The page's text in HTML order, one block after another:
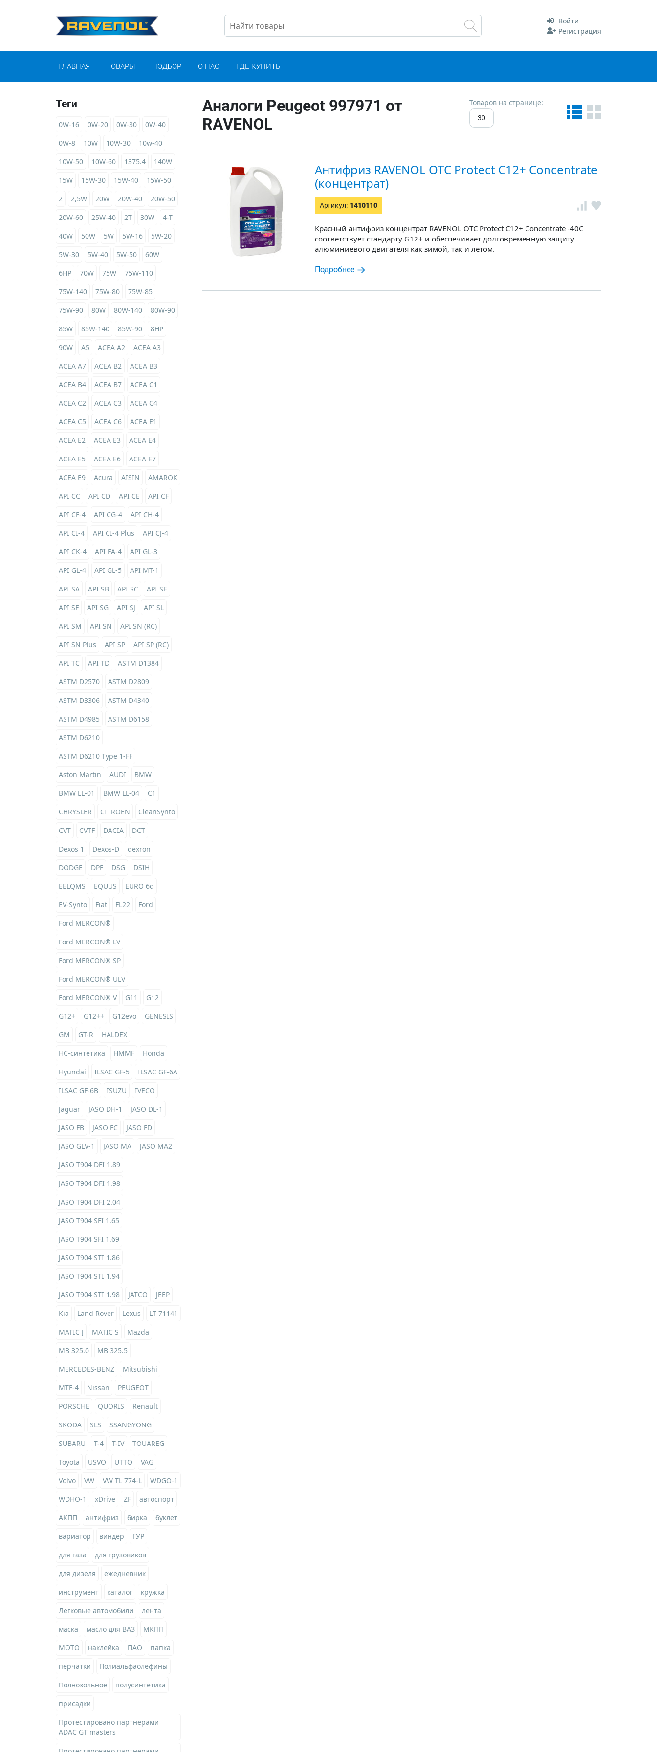
Войти
Регистрация
ГЛАВНАЯ ТОВАРЫ ПОДБОР О НАС ГДЕ КУПИТЬ
Теги
0W-16 0W-20 0W-30
0W-40
0W-8
10W 10W-30
10w-40
10W-50
10W-60 1375.4
140W
15W
15W-30 15W-40
15W-50
2
2,5W 20W 20W-40
20W-50
20W-60
25W-40 2T 30W
4-T
40W
50W 5W 5W-16
5W-20
5W-30
5W-40 5W-50
60W
6HP
70W 75W
75W-110
75W-140
75W-80
75W-85
75W-90
80W 80W-140
80W-90
85W
85W-140 85W-90
8HP
90W
A5 ACEA A2
ACEA A3
ACEA A7
ACEA B2
ACEA B3
ACEA B4
ACEA B7
ACEA C1
ACEA C2
ACEA C3
ACEA C4
ACEA C5
ACEA C6
ACEA E1
ACEA E2
ACEA E3
ACEA E4
ACEA E5
ACEA E6
ACEA E7
ACEA E9
Acura AISIN
AMAROK
API CC
API CD API CE
API CF
API CF-4
API CG-4
API CH-4
API CI-4
API CI-4 Plus
API CJ-4
API CK-4
API FA-4
API GL-3
API GL-4
API GL-5
API MT-1
API SA
API SB API SC
API SE
API SF
API SG API SJ
API SL
API SM
API SN
API SN (RC)
API SN Plus
API SP
API SP (RC)
API TC
API TD
ASTM D1384
ASTM D2570
ASTM D2809
ASTM D3306
ASTM D4340
ASTM D4985
ASTM D6158
ASTM D6210
ASTM D6210 Type 1-FF
Aston Martin
AUDI
BMW
BMW LL-01
BMW LL-04
C1
CHRYSLER
CITROEN
CleanSynto
CVT
CVTF DACIA
DCT
Dexos 1
Dexos-D
dexron
DODGE
DPF DSG
DSIH
EELQMS
EQUUS
EURO 6d
EV-Synto
Fiat FL22
Ford
Ford MERCON®
Ford MERCON® LV
Ford MERCON® SP
Ford MERCON® ULV
Ford MERCON® V
G11
G12
G12+
G12++ G12evo
GENESIS
GM
GT-R
HALDEX
HC-синтетика
HMMF
Honda
Hyundai
ILSAC GF-5
ILSAC GF-6A
ILSAC GF-6B
ISUZU
IVECO
Jaguar
JASO DH-1
JASO DL-1
JASO FB
JASO FC
JASO FD
JASO GLV-1
JASO MA
JASO MA2
JASO T904 DFI 1.89
JASO T904 DFI 1.98
JASO T904 DFI 2.04
JASO T904 SFI 1.65
JASO T904 SFI 1.69
JASO T904 STI 1.86
JASO T904 STI 1.94
JASO T904 STI 1.98
JATCO
JEEP
Kia
Land Rover Lexus
LT 71141
MATIC J
MATIC S
Mazda
MB 325.0
MB 325.5
MERCEDES-BENZ
Mitsubishi
MTF-4
Nissan
PEUGEOT
PORSCHE
QUORIS
Renault
SKODA
SLS
SSANGYONG
SUBARU
T-4 T-IV
TOUAREG
Toyota
USVO UTTO
VAG
Volvo
VW VW TL 774-L
WDGO-1
WDHO-1
xDrive ZF
автоспорт
АКПП
антифриз бирка
буклет
вариатор
виндер
ГУР
для газа
для грузовиков
для дизеля
ежедневник
инструмент
каталог
кружка
Легковые автомобили
лента
маска
масло для ВАЗ
МКПП
МОТО
наклейка ПАО
папка
перчатки
Полиальфаолефины
Полнозольное
полусинтетика
присадки
Протестировано партнерами
ADAC GT masters
Аналоги Peugeot 997971 от
RAVENOL
Товаров на странице:
30
Антифриз RAVENOL OTC Protect C12+ Concentrate
(концентрат)
Артикул: 1410110
Красный антифриз концентрат RAVENOL OTC Protect C12+ Concentrate -40C
соответствует стандарту G12+ и обеспечивает долговременную защиту
алюминиевого двигателя как зимой, так и летом.
Подробнее